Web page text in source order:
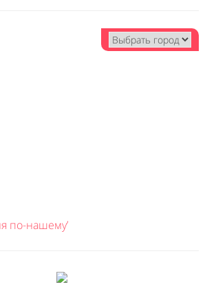
по-нашему’